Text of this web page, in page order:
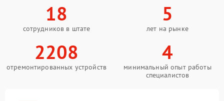
18
сотрудников в штате
5
лет на рынке
2208
отремонтированных устройств
4
минимальный опыт работы
специалистов